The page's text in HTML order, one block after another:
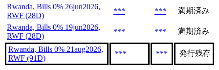
Rwanda, Bills 0% 26jun2026,
RWF (28D)
*** ***
満期済み
Rwanda, Bills 0% 19jun2026,
RWF (28D)
*** *** 満期済み
Rwanda, Bills 0% 21aug2026,
RWF (91D)
*** *** 発行残存